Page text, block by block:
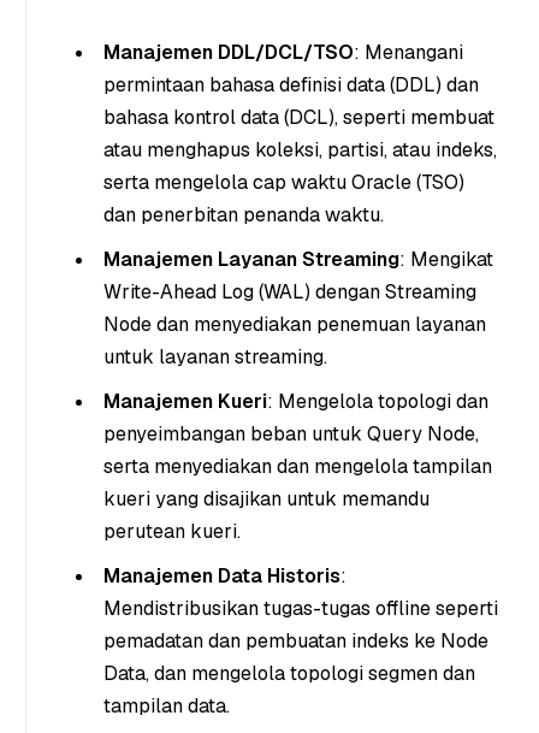
Manajemen DDL/DCL/TSO: Menangani
permintaan bahasa definisi data (DDL) dan
bahasa kontrol data (DCL), seperti membuat
atau menghapus koleksi, partisi, atau indeks,
serta mengelola cap waktu Oracle (TSO)
dan penerbitan penanda waktu.
Manajemen Layanan Streaming: Mengikat
Write-Ahead Log (WAL) dengan Streaming
Node dan menyediakan penemuan layanan
untuk layanan streaming.
Manajemen Kueri: Mengelola topologi dan
penyeimbangan beban untuk Query Node,
serta menyediakan dan mengelola tampilan
kueri yang disajikan untuk memandu
perutean kueri.
Manajemen Data Historis:
Mendistribusikan tugas-tugas offline seperti
pemadatan dan pembuatan indeks ke Node
Data, dan mengelola topologi segmen dan
tampilan data.